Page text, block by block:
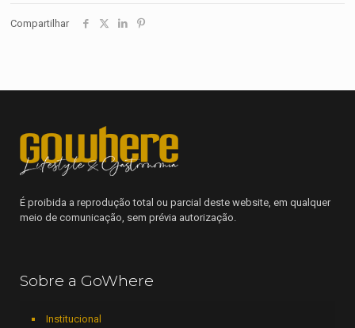
Compartilhar
É proibida a reprodução total ou parcial deste website, em qualquer
meio de comunicação, sem prévia autorização.
Sobre a GoWhere
Institucional